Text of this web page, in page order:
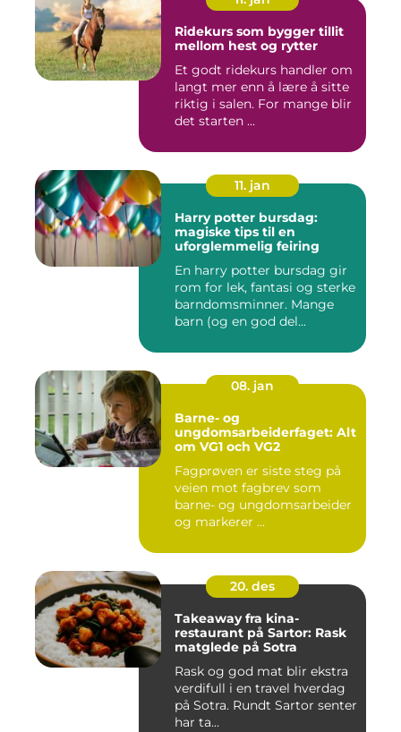
Ridekurs som bygger tillit
mellom hest og rytter
Et godt ridekurs handler om
langt mer enn å lære å sitte
riktig i salen. For mange blir
det starten ...
11. jan
Harry potter bursdag:
magiske tips til en
uforglemmelig feiring
En harry potter bursdag gir
rom for lek, fantasi og sterke
barndomsminner. Mange
barn (og en god del...
08. jan
Barne- og
ungdomsarbeiderfaget: Alt
om VG1 och VG2
Fagprøven er siste steg på
veien mot fagbrev som
barne- og ungdomsarbeider
og markerer ...
20. des
Takeaway fra kina-
restaurant på Sartor: Rask
matglede på Sotra
Rask og god mat blir ekstra
verdifull i en travel hverdag
på Sotra. Rundt Sartor senter
har ta...